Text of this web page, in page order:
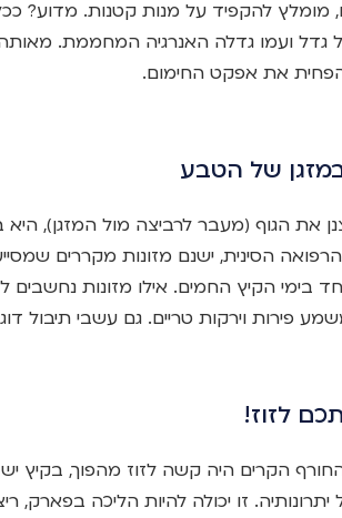
מומלץ להקפיד על מנות קטנות. מדוע?
גדל ועמו גדלה האנרגיה המחממת.
את אפקט החימום.
של הטבע
את הגוף (מעבר לרביצה מול המזגן), היא
הסינית, ישנם מזונות מקררים
בימי הקיץ החמים. אילו מזונות
פירות וירקות טריים. גם עשבי תיבול
לזוז!
הקרים היה קשה לזוז מהפוך, בקיץ יש
יתרונותיה. זו יכולה להיות הליכה בפארק,